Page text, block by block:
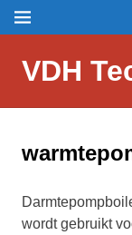
Skip
to
Menu
VDH
wordt gebruikt